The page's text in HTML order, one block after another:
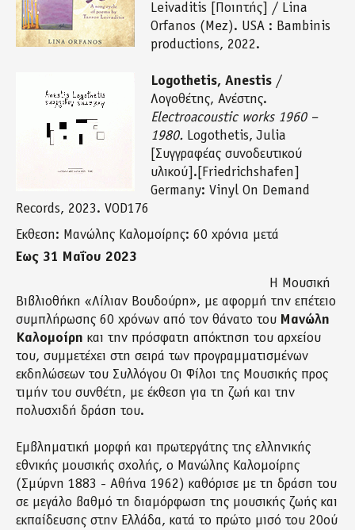
Leivaditis [Ποιητής] / Lina
Orfanos (Mez). USA : Bambinis
productions, 2022.
Logothetis, Anestis /
Λογοθέτης, Ανέστης.
Electroacoustic works 1960 –
1980. Logothetis, Julia
[Συγγραφέας συνοδευτικού
υλικού].[Friedrichshafen]
Germany: Vinyl On Demand
Records, 2023. VOD176
Έκθεση: Μανώλης Καλομοίρης: 60 χρόνια μετά
Έως 31 Μαΐου 2023
Η Μουσική
Βιβλιοθήκη «Λίλιαν Βουδούρη», με αφορμή την επέτειο
συμπλήρωσης 60 χρόνων από τον θάνατο του Μανώλη
Καλομοίρη και την πρόσφατη απόκτηση του αρχείου
του, συμμετέχει στη σειρά των προγραμματισμένων
εκδηλώσεων του Συλλόγου Οι Φίλοι της Μουσικής προς
τιμήν του συνθέτη, με έκθεση για τη ζωή και την
πολυσχιδή δράση του.
Εμβληματική μορφή και πρωτεργάτης της ελληνικής
εθνικής μουσικής σχολής, ο Μανώλης Καλομοίρης
(Σμύρνη 1883 - Αθήνα 1962) καθόρισε με τη δράση του
σε μεγάλο βαθμό τη διαμόρφωση της μουσικής ζωής και
εκπαίδευσης στην Ελλάδα, κατά το πρώτο μισό του 20ού